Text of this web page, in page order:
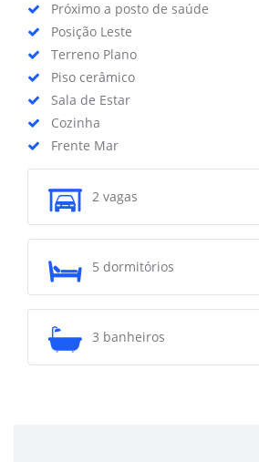
Próximo a posto de saúde
Posição Leste
Terreno Plano
Piso cerâmico
Sala de Estar
Cozinha
Frente Mar
2 vagas
5 dormitórios
3 banheiros